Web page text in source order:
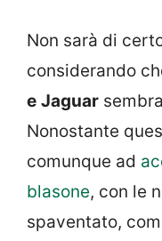
Non sarà di
considerando
e Jaguar
Nonostante
comunque ad
blasone, con le
spaventato,